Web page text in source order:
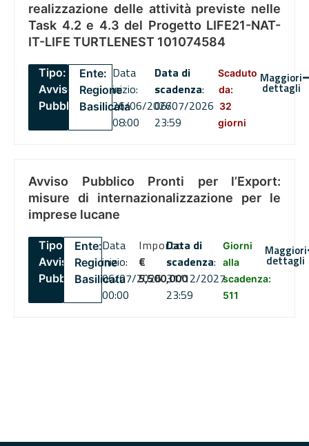
realizzazione delle attività previste nelle
Task 4.2 e 4.3 del Progetto LIFE21-NAT-
IT-LIFE TURTLENEST 101074584
Tipo:
Avviso
Pubblico
Ente:
Regione
Basilicata
Data
inizio:
26/06/2026
08:00
Data di
scadenza:
06/07/2026
23:59
Scaduto
da:
32
giorni
Maggiori
dettagli
Avviso Pubblico Pronti per l’Export:
misure di internazionalizzazione per le
imprese lucane
Tipo:
Avviso
Pubblico
Ente:
Regione
Basilicata
Data
inizio:
06/07/2026
00:00
Importo
€
5,500,000
Data di
scadenza:
31/12/2027
23:59
Giorni
alla
scadenza:
511
Maggiori
dettagli